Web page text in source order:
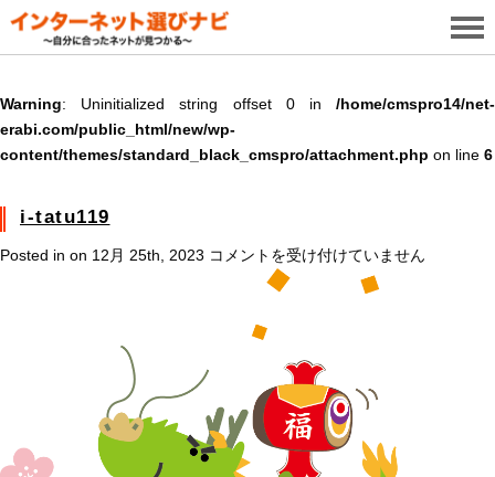
Warning: Uninitialized string offset 0 in /home/cmspro14/net-
erabi.com/public_html/new/wp-
content/themes/standard_black_cmspro/attachment.php on line 6
i-tatu119
Posted in on 12月 25th, 2023 i-
コメントを受け付けていません